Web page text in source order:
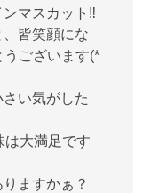
マスカット‼️
皆笑顔にな
うございます(*
い気がした
は大満足です
ますかぁ？